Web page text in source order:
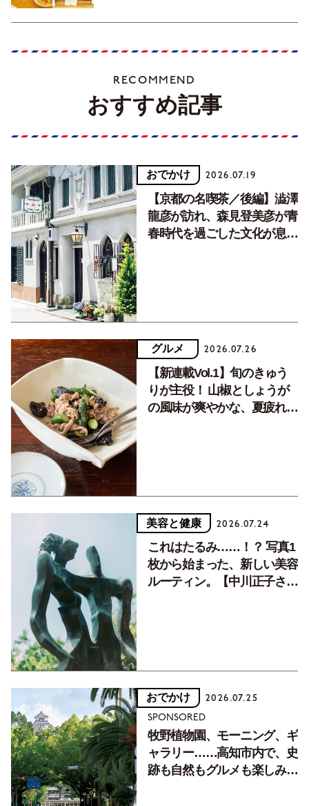
RECOMMEND
おすすめ記事
おでかけ 2026.07.19
【京都の名喫茶／後編】澁澤
龍彦が訪れ、森見登美彦が青
春時代を過ごした文化が息づ
グルメ 2026.07.26
【新連載Vol.1】旬のきゅう
りが主役！ 山椒としょうが
の風味が爽やかな、夏疲れを
美容と健康 2026.07.24
これはたるみ……！？ 写真1
枚から始まった、新しい美容
ルーティン。【中川正子さん
おでかけ 2026.07.25
SPONSORED
牧野植物園、モーニング、ギ
ャラリー……高知市内で、史
跡も自然もグルメも楽しみ尽